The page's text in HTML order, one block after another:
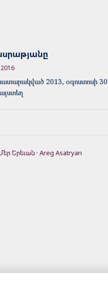
2013, օգոստոսի 30-
Երեւան · Areg Asatryan